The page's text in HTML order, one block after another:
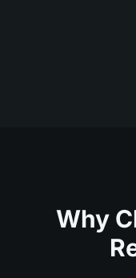
Why